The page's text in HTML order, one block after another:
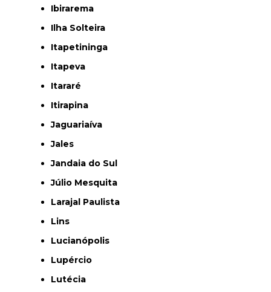
Ibirarema
Ilha Solteira
Itapetininga
Itapeva
Itararé
Itirapina
Jaguariaíva
Jales
Jandaia do Sul
Júlio Mesquita
Larajal Paulista
Lins
Lucianópolis
Lupércio
Lutécia